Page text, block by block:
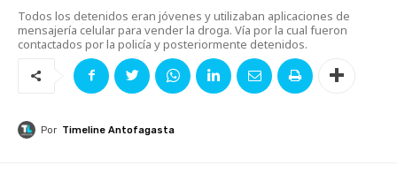
Todos los detenidos eran jóvenes y utilizaban aplicaciones de
mensajería celular para vender la droga. Vía por la cual fueron
contactados por la policía y posteriormente detenidos.
Por Timeline Antofagasta